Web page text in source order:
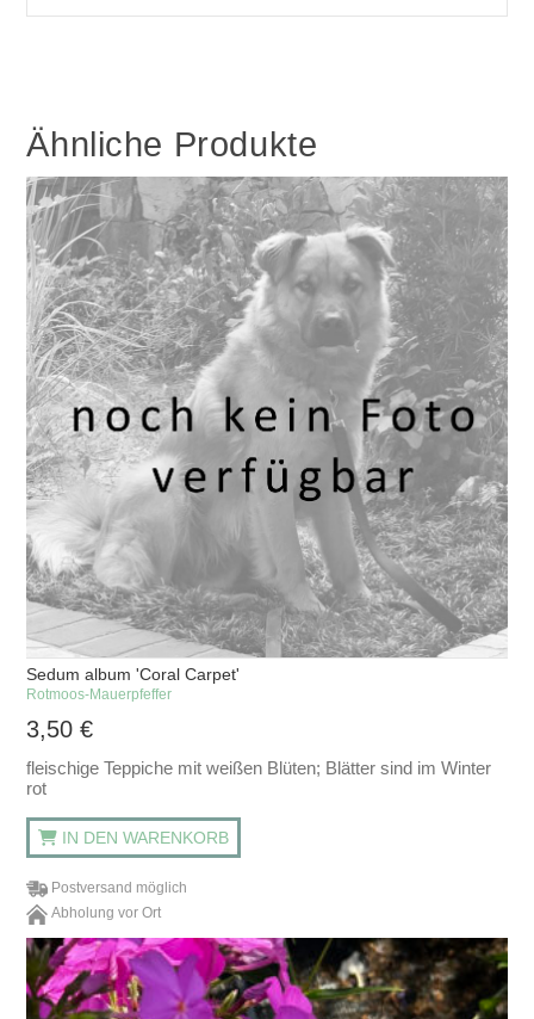
Ähnliche Produkte
Sedum album 'Coral Carpet'
Rotmoos-Mauerpfeffer
3,50€
fleischige Teppiche mit weißen Blüten; Blätter sind im Winter
rot
IN DEN WARENKORB
Postversand möglich
Abholung vor Ort